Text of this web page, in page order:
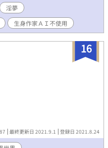
よい》はじまる。
淫夢
生身作家ＡＩ不使用
16
最終更新日 2021.9.1 登録日 2021.8.24